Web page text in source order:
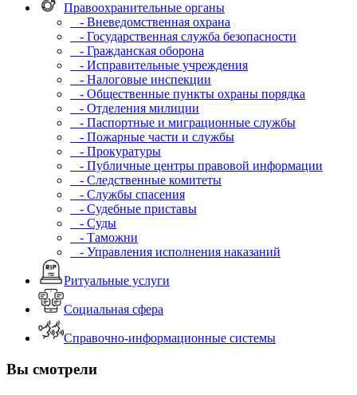
Правоохранительные органы
- Вневедомственная охрана
- Государственная служба безопасности
- Гражданская оборона
- Исправительные учреждения
- Налоговые инспекции
- Общественные пункты охраны порядка
- Отделения милиции
- Паспортные и миграционные службы
- Пожарные части и службы
- Прокуратуры
- Публичные центры правовой информации
- Следственные комитеты
- Службы спасения
- Судебные приставы
- Суды
- Таможни
- Управления исполнения наказаний
Ритуальные услуги
Социальная сфера
Справочно-информационные системы
Вы смотрели